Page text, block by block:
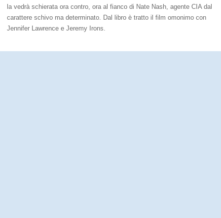
la vedrà schierata ora contro, ora al fianco di Nate Nash, agente CIA dal
carattere schivo ma determinato. Dal libro è tratto il film omonimo con
Jennifer Lawrence e Jeremy Irons.